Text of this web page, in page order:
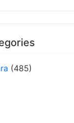
(485)